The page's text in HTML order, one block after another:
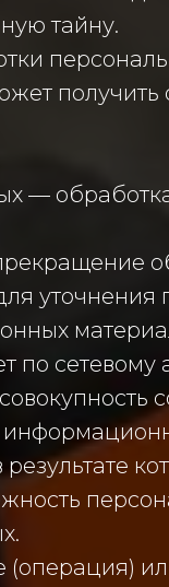
тайну.
получить
—
уточнения
по